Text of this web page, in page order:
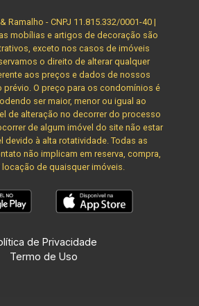
Ramalho - CNPJ 11.815.332/0001-40 |
mobílias e artigos de decoração são
exceto nos casos de imóveis
o direito de alterar qualquer
aos preços e dados de nossos
prévio. O preço para os condomínios é
ser maior, menor ou igual ao
de alteração no decorrer do processo
de algum imóvel do site não estar
devido à alta rotatividade. Todas as
não implicam em reserva, compra,
locação de quaisquer imóveis.
de Privacidade
Termo de Uso